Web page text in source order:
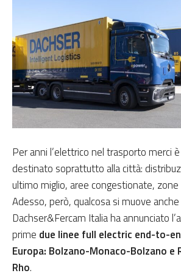
Per anni l’elettrico nel trasporto merci
destinato soprattutto alla città:
ultimo miglio, aree congestionate,
Adesso, però, qualcosa si muove anche
Dachser&Fercam Italia ha annunciato
prime due linee full electric end-to-
Europa: Bolzano-Monaco-Bolzano e
Rho.